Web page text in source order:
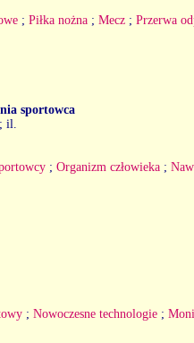
; Piłka nożna ; Mecz ; Przerwa
sportowca
il.
; Organizm człowieka ;
; Nowoczesne technologie ;